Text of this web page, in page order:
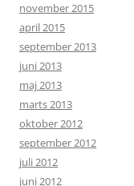
november 2015
april 2015
september 2013
juni 2013
maj 2013
marts 2013
oktober 2012
september 2012
juli 2012
juni 2012